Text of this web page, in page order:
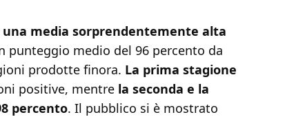
media sorprendentemente alta
punteggio medio del 96 percento da
prodotte finora. La prima stagione
positive, mentre la seconda e la
percento. Il pubblico si è mostrato